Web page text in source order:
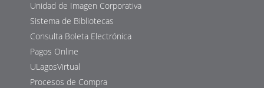
Unidad de Imagen Corporativa
Sistema de Bibliotecas
Consulta Boleta Electrónica
Pagos Online
ULagosVirtual
Procesos de Compra